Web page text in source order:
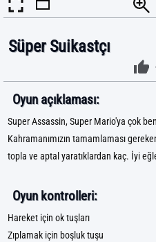
Süper Suikastçı
Oyun açıklaması:
Super Assassin, Super Mario'ya çok
Kahramanımızın tamamlaması
topla ve aptal yaratıklardan kaç. İyi
Oyun kontrolleri:
Hareket için ok tuşları
Zıplamak için boşluk tuşu